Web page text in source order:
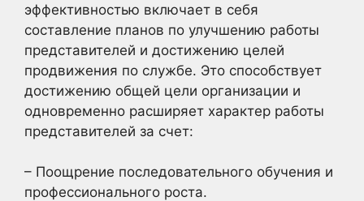
эффективностью включает в себя
составление планов по улучшению работы
представителей и достижению целей
продвижения по службе. Это способствует
достижению общей цели организации и
одновременно расширяет характер работы
представителей за счет:
– Поощрение последовательного обучения и
профессионального роста.